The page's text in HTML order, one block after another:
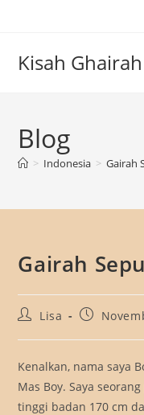
Kisah Ghairah
Blog
> Indonesia > Gairah
Gairah
PostLisa
Post
Kenalkan, nama saya
Mas Boy. Saya
tinggi badan 170 cm